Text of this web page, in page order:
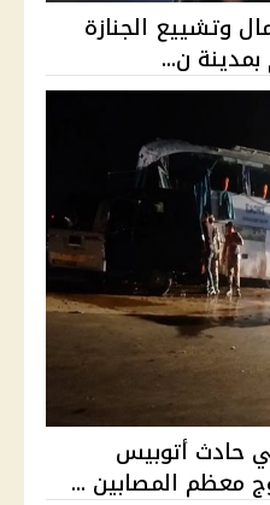
وتشييع الجنازة
ن...
طفل وإصابة 13 في حادث أتوبيس
معظم المصابين ...